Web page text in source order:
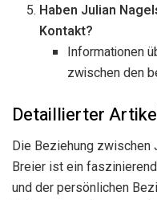
Haben Julian
Kontakt?
Informationen
zwischen den
Detaillierter
Die Beziehung zwischen
Breier ist ein
und der persönlichen